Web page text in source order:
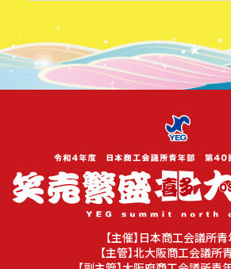
【主催】日本商工会議所
【主管】北大阪商工会議所